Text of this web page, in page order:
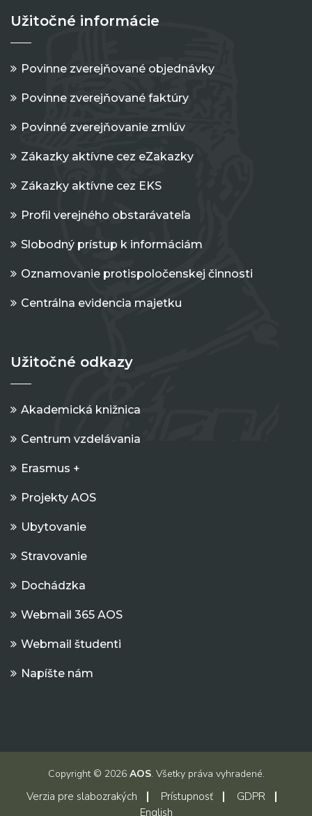
Užitočné informácie
Povinne zverejňované objednávky
Povinne zverejňované faktúry
Povinné zverejňovanie zmlúv
Zákazky aktívne cez eZakazky
Zákazky aktívne cez EKS
Profil verejného obstarávateľa
Slobodný prístup k informáciám
Oznamovanie protispoločenskej činnosti
Centrálna evidencia majetku
Užitočné odkazy
Akademická knižnica
Centrum vzdelávania
Erasmus +
Projekty AOS
Ubytovanie
Stravovanie
Dochádzka
Webmail 365 AOS
Webmail študenti
Napíšte nám
Copyright © 2026 AOS. Všetky práva vyhradené.
Verzia pre slabozrakých Prístupnosť
GDPR
English